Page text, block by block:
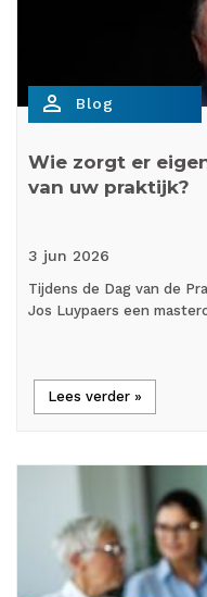
person_outline Blog
Wie zorgt er
van uw praktijk?
3 jun 2026
Tijdens de Dag van de
Jos Luypaers een
Lees verder »